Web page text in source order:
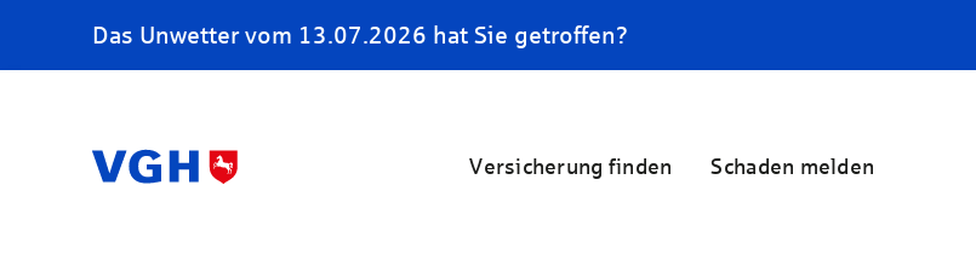
Das Unwetter vom 13.07.2026 hat Sie getroffen?
Versicherung finden Schaden melden